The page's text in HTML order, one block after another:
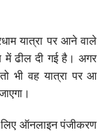
यात्रा पर आने वाले
में ढील दी गई है। अगर
भी वह यात्रा पर आ